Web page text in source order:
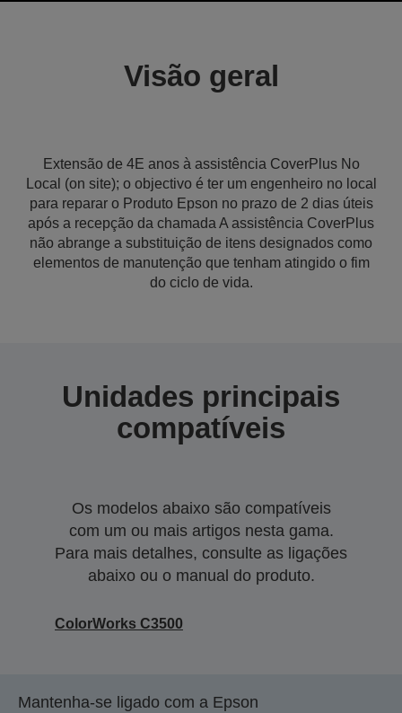
Visão geral
Extensão de 4E anos à assistência CoverPlus No
Local (on site); o objectivo é ter um engenheiro no local
para reparar o Produto Epson no prazo de 2 dias úteis
após a recepção da chamada A assistência CoverPlus
não abrange a substituição de itens designados como
elementos de manutenção que tenham atingido o fim
do ciclo de vida.
Unidades principais
compatíveis
Os modelos abaixo são compatíveis
com um ou mais artigos nesta gama.
Para mais detalhes, consulte as ligações
abaixo ou o manual do produto.
ColorWorks C3500
Mantenha-se ligado com a Epson